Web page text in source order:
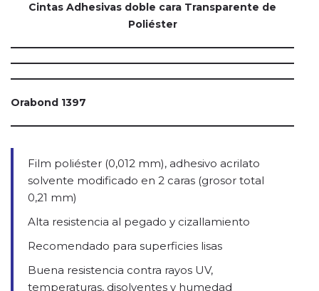
Cintas Adhesivas doble cara Transparente de
Poliéster
Orabond 1397
Film poliéster (0,012 mm), adhesivo acrilato
solvente modificado en 2 caras (grosor total
0,21 mm)
Alta resistencia al pegado y cizallamiento
Recomendado para superficies lisas
Buena resistencia contra rayos UV,
temperaturas, disolventes y humedad